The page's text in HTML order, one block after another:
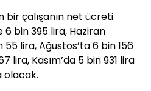
çalışanın net ücreti
bin 395 lira, Haziran
lira, Ağustos’ta 6 bin 156
lira, Kasım’da 5 bin 931 lira
olacak.